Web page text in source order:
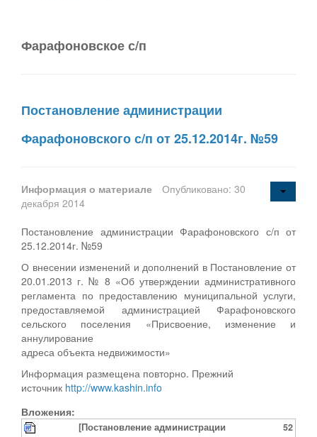
Фарафоновское с/п
Постановление администрации
Фарафоновского с/п от 25.12.2014г. №59
Информация о материале
Опубликовано: 30
декабря 2014
Постановление администрации Фарафоновского с/п от
25.12.2014г. №59
О внесении изменений и дополнений в Постановление от
20.01.2013 г. № 8 «Об утверждении административного
регламента по предоставлению муниципальной услуги,
предоставляемой администрацией Фарафоновского
сельского поселения «Присвоение, изменение и
аннулирование
адреса объекта недвижимости»
Информация размещена повторно. Прежний
источник http://www.kashin.info
Вложения:
[Постановление администрации
52